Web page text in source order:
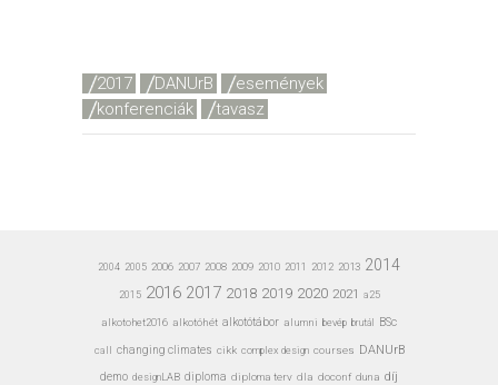
2017 DANUrB
események
konferenciák
tavasz
2004 2005 2006 2007 2008 2009 2010 2011 2012 2013 2014
2015 2016 2017 2018 2019 2020 2021 a25
alkotohet2016 alkotóhét alkotótábor alumni bevép brutál BSc
call changing climates cikk complex design courses DANUrB
demo designLAB diploma diploma terv dla doconf duna díj